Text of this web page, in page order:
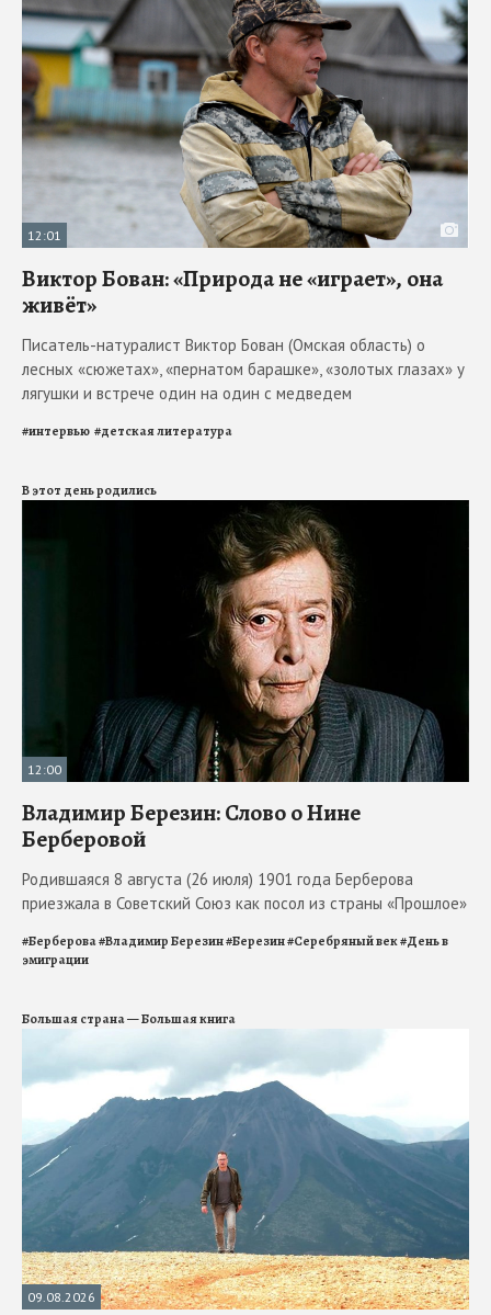
12:01
Виктор Бован: «Природа не «играет», она
живёт»
Писатель-натуралист Виктор Бован (Омская область) о
лесных «сюжетах», «пернатом барашке», «золотых глазах» у
лягушки и встрече один на один с медведем
#интервью #детская литература
В этот день родились
12:00
Владимир Березин: Слово о Нине
Берберовой
Родившаяся 8 августа (26 июля) 1901 года Берберова
приезжала в Советский Союз как посол из страны «Прошлое»
#Берберова#Владимир Березин#Березин#Серебряный век#День в
эмиграции
Большая страна — Большая книга
09.08.2026